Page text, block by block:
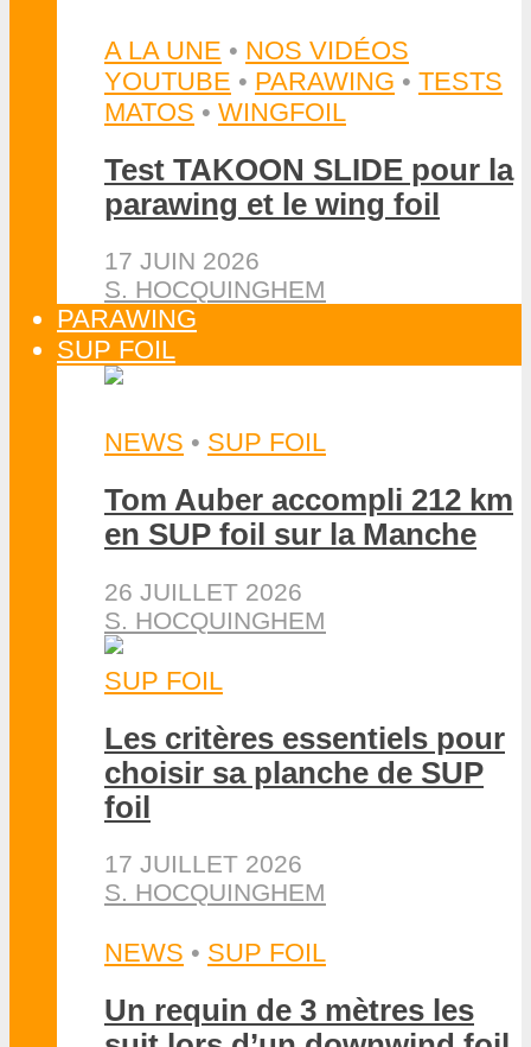
A LA UNE • NOS VIDÉOS
YOUTUBE • PARAWING • TESTS
MATOS • WINGFOIL
Test TAKOON SLIDE pour la
parawing et le wing foil
17 JUIN 2026
S. HOCQUINGHEM
PARAWING
SUP FOIL
NEWS • SUP FOIL
Tom Auber accompli 212 km
en SUP foil sur la Manche
26 JUILLET 2026
S. HOCQUINGHEM
SUP FOIL
Les critères essentiels pour
choisir sa planche de SUP
foil
17 JUILLET 2026
S. HOCQUINGHEM
NEWS • SUP FOIL
Un requin de 3 mètres les